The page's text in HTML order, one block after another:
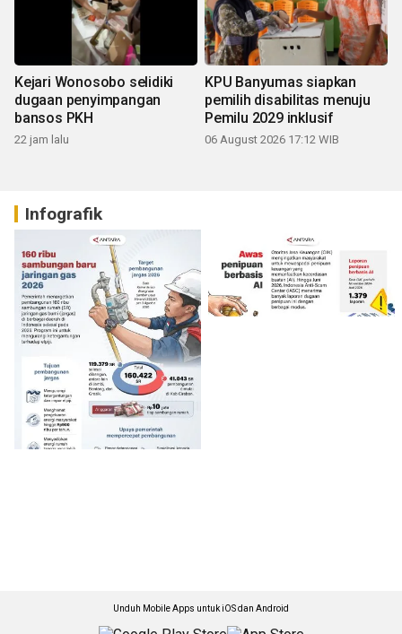
Kejari Wonosobo selidiki
dugaan penyimpangan
bansos PKH
22 jam lalu
KPU Banyumas siapkan
pemilih disabilitas menuju
Pemilu 2029 inklusif
06 August 2026 17:12 WIB
Infografik
Unduh Mobile Apps untuk iOS dan Android